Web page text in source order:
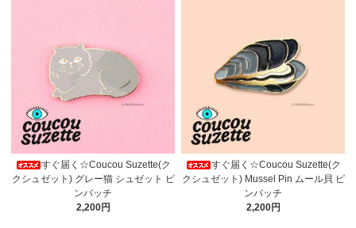
すぐ届く☆Coucou Suzette(ク
クシュゼット) グレー猫 シュゼット ピ
ンバッチ
2,200円
すぐ届く☆Coucou Suzette(ク
クシュゼット) Mussel Pin ムール貝 ピ
ンバッチ
2,200円